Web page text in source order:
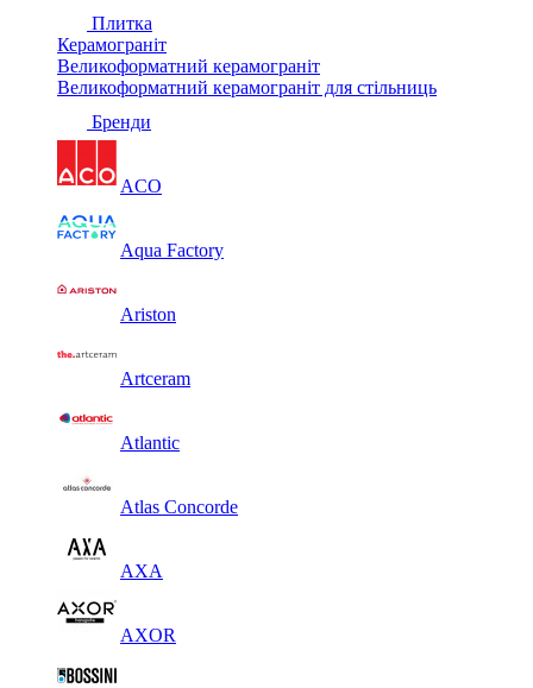
Плитка
Керамограніт
Великоформатний керамограніт
Великоформатний керамограніт для стільниць
Бренди
ACO
Aqua Factory
Ariston
Artceram
Atlantic
Atlas Concorde
AXA
AXOR